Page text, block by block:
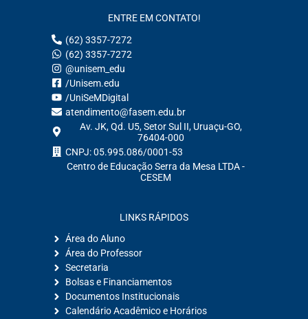
ENTRE EM CONTATO!
(62) 3357-7272
(62) 3357-7272
@unisem_edu
/Unisem.edu
/UniSeMDigital
atendimento@fasem.edu.br
Av. JK, Qd. U5, Setor Sul II, Uruaçu-GO,
76404-000
CNPJ: 05.995.086/0001-53
Centro de Educação Serra da Mesa LTDA -
CESEM
LINKS RÁPIDOS
Área do Aluno
Área do Professor
Secretaria
Bolsas e Financiamentos
Documentos Institucionais
Calendário Acadêmico e Horários